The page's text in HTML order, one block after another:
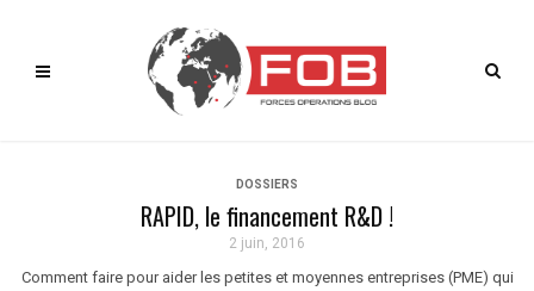
DOSSIERS
RAPID, le financement R&D !
2 juin, 2016
Comment faire pour aider les petites et moyennes entreprises (PME) qui